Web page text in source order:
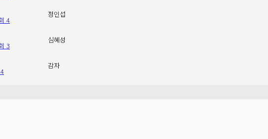
4
정인섭
3
심혜성
4
감자